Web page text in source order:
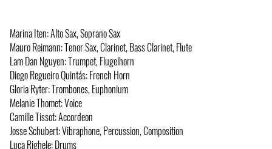
Marina Iten: Alto Sax, Soprano Sax
Mauro Reimann: Tenor Sax, Clarinet, Bass Clarinet, Flute
Lam Dan Nguyen: Trumpet, Flugelhorn
Diego Regueiro Quintás: French Horn
Gloria Ryter: Trombones, Euphonium
Melanie Thomet: Voice
Camille Tissot: Accordeon
Josse Schubert: Vibraphone, Percussion, Composition
Luca Righele: Drums